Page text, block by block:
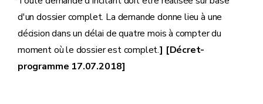
d'un dossier complet. La demande donne lieu à une
décision dans un délai de quatre mois à compter du
moment où le dossier est complet.] [Décret-
programme 17.07.2018]